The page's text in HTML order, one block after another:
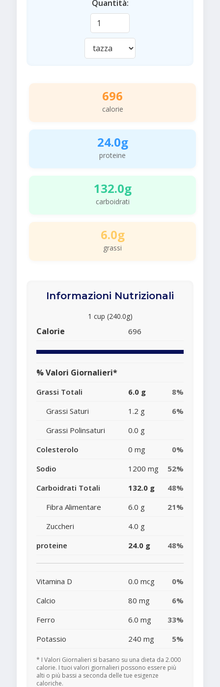
Quantità:
696
calorie
24.0g
proteine
132.0g
carboidrati
6.0g
grassi
Informazioni Nutrizionali
1 cup (240.0g)
Calorie 696
% Valori Giornalieri*
Grassi Totali 6.0 g
8%
Grassi Saturi
1.2 g
6%
Grassi Polinsaturi
0.0 g
Colesterolo
0 mg
0%
Sodio
1200 mg
52%
Carboidrati Totali
132.0 g
48%
Fibra Alimentare
6.0 g
21%
Zuccheri
4.0 g
proteine
24.0 g 48%
Vitamina D 0.0 mcg
0%
Calcio
80 mg
6%
Ferro
6.0 mg
33%
Potassio
240 mg 5%
* I Valori Giornalieri si basano su una dieta da 2.000
calorie. I tuoi valori giornalieri possono essere più
alti o più bassi a seconda delle tue esigenze
caloriche.